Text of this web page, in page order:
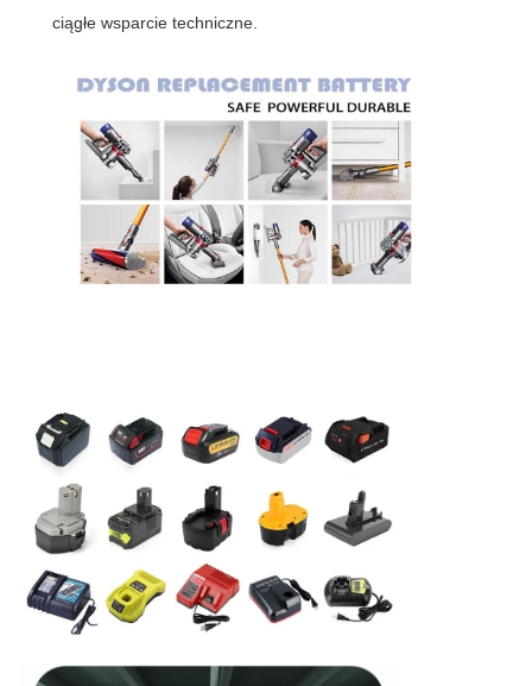
ciągłe wsparcie techniczne.